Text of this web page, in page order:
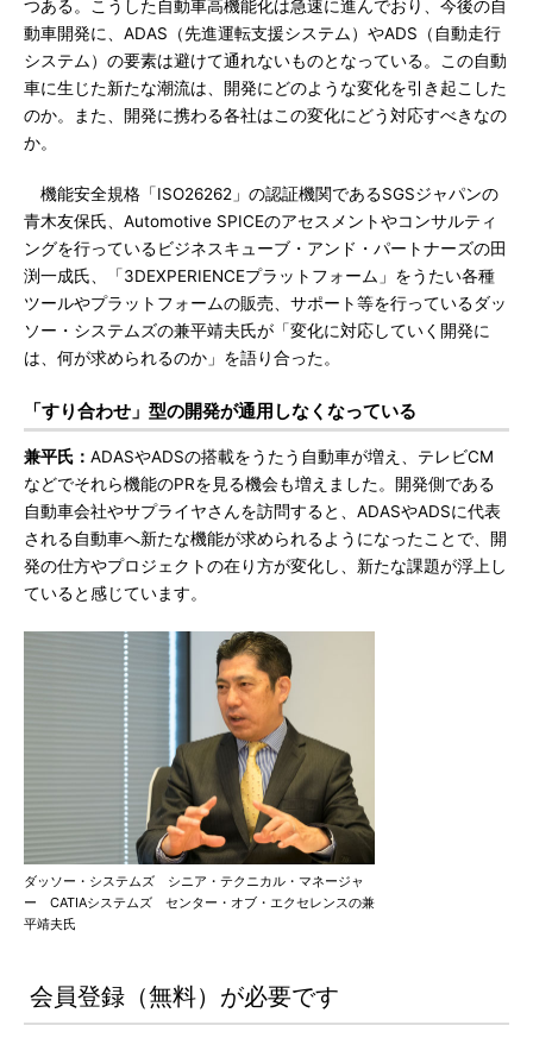
つある。こうした自動車高機能化は急速に進んでおり、今後の自
動車開発に、ADAS（先進運転支援システム）やADS（自動走行
システム）の要素は避けて通れないものとなっている。この自動
車に生じた新たな潮流は、開発にどのような変化を引き起こした
のか。また、開発に携わる各社はこの変化にどう対応すべきなの
か。
機能安全規格「ISO26262」の認証機関であるSGSジャパンの
青木友保氏、Automotive SPICEのアセスメントやコンサルティ
ングを行っているビジネスキューブ・アンド・パートナーズの田
渕一成氏、「3DEXPERIENCEプラットフォーム」をうたい各種
ツールやプラットフォームの販売、サポート等を行っているダッ
ソー・システムズの兼平靖夫氏が「変化に対応していく開発に
は、何が求められるのか」を語り合った。
「すり合わせ」型の開発が通用しなくなっている
兼平氏： ADASやADSの搭載をうたう自動車が増え、テレビCM
などでそれら機能のPRを見る機会も増えました。開発側である
自動車会社やサプライヤさんを訪問すると、ADASやADSに代表
される自動車へ新たな機能が求められるようになったことで、開
発の仕方やプロジェクトの在り方が変化し、新たな課題が浮上し
ていると感じています。
ダッソー・システムズ シニア・テクニカル・マネージャ
ー CATIAシステムズ センター・オブ・エクセレンスの兼
平靖夫氏
会員登録（無料）が必要です